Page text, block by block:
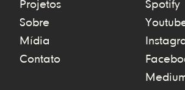
Projetos
Sobre
Mídia
Contato
Spotify